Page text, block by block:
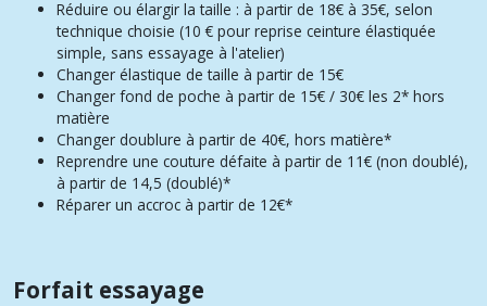
Réduire ou élargir la taille : à partir de 18€ à 35€, selon
technique choisie (10 € pour reprise ceinture élastiquée
simple, sans essayage à l'atelier)
Changer élastique de taille à partir de 15€
Changer fond de poche à partir de 15€ / 30€ les 2* hors
matière
Changer doublure à partir de 40€, hors matière*
Reprendre une couture défaite à partir de 11€ (non doublé),
à partir de 14,5 (doublé)*
Réparer un accroc à partir de 12€*
Forfait essayage